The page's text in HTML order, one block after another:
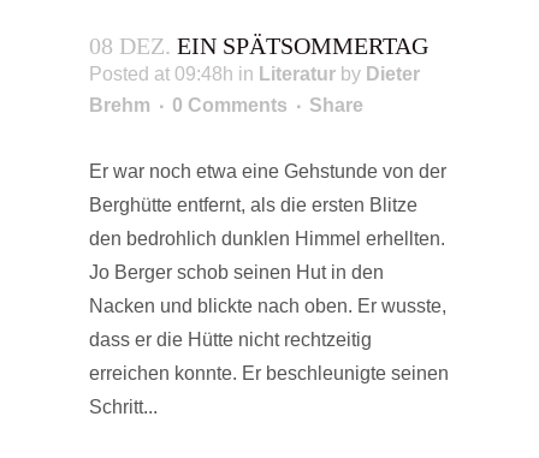
08 DEZ. EIN SPÄTSOMMERTAG
Posted at 09:48h in Literatur by Dieter
Brehm
0 Comments Share
Er war noch etwa eine Gehstunde von der
Berghütte entfernt, als die ersten Blitze
den bedrohlich dunklen Himmel erhellten.
Jo Berger schob seinen Hut in den
Nacken und blickte nach oben. Er wusste,
dass er die Hütte nicht rechtzeitig
erreichen konnte. Er beschleunigte seinen
Schritt...